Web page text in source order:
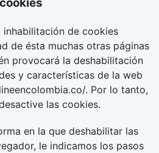
inhabilitación de cookies
de ésta muchas otras páginas
provocará la deshabilitación
y características de la web
. Por lo tanto,
las cookies.
en la que deshabilitar las
le indicamos los pasos